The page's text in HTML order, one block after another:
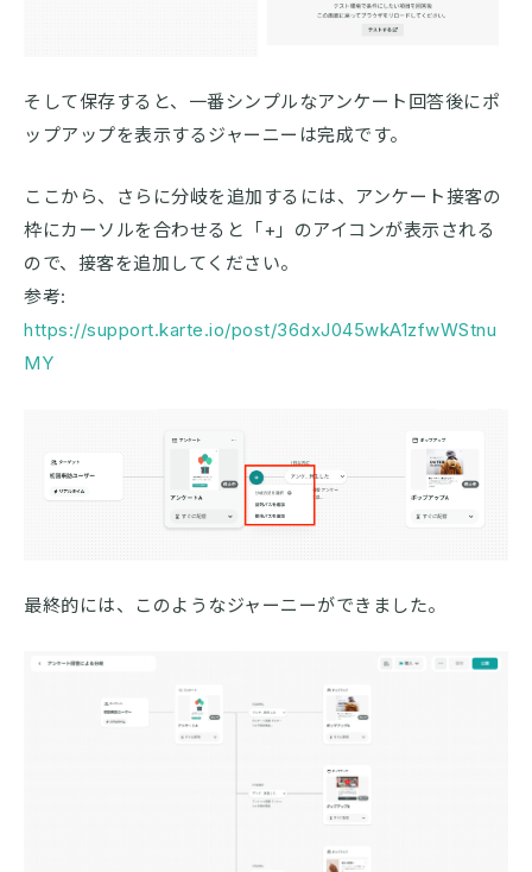
そして保存すると、一番シンプルなアンケート回答後にポ
ップアップを表示するジャーニーは完成です。
ここから、さらに分岐を追加するには、アンケート接客の
枠にカーソルを合わせると「+」のアイコンが表示される
ので、接客を追加してください。
参考:
https://support.karte.io/post/36dxJ045wkA1zfwWStnu
MY
最終的には、このようなジャーニーができました。